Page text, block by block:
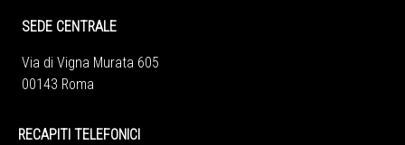
SEDE CENTRALE
Via di Vigna Murata 605
00143 Roma
RECAPITI TELEFONICI